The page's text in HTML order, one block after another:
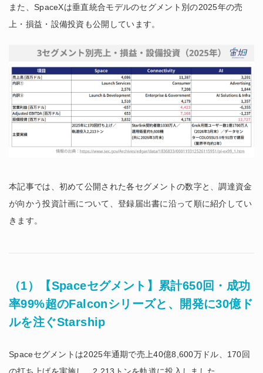
また、SpaceXは垂直統合モデルのセグメント別の2025年の売
上・損益・設備投資も公開しています。
本記事では、初めて公開された各セグメントの数字と、調達資金
が向かう投資計画について、登録届出書に沿って順に紹介してい
きます。
（1）【Spaceセグメント】累計650回・成功
率99%超のFalconシリーズと、開発に30億ド
ルを注ぐStarship
Spaceセグメントは2025年通期で売上40億8,600万ドル、170回